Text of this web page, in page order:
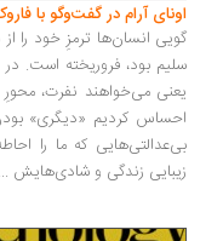
اونای آرام در گفت‌وگو با
گویی انسان‌ها ترمزِ خود را
سلیم بود، فروریخته است.
یعنی می‌خواهند نفرت،
احساس کردیم «دیگری»
بی‌عدالتی‌هایی که ما را
زیبایی زندگی و شادی‌هایش ...